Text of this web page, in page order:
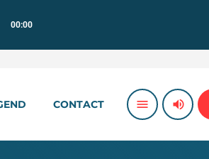
00:00
CONTACT menu volume_up